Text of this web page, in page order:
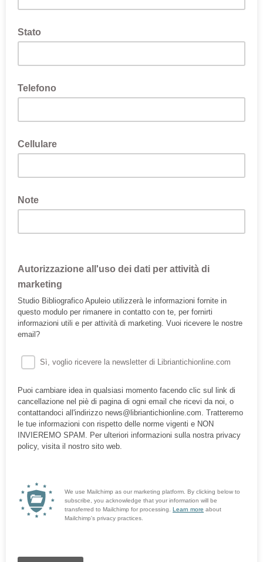
Stato
Telefono
Cellulare
Note
Autorizzazione all'uso dei dati per attività di
marketing
Studio Bibliografico Apuleio utilizzerà le informazioni fornite in
questo modulo per rimanere in contatto con te, per fornirti
informazioni utili e per attività di marketing. Vuoi ricevere le nostre
email?
Sì, voglio ricevere la newsletter di Libriantichionline.com
Puoi cambiare idea in qualsiasi momento facendo clic sul link di
cancellazione nel piè di pagina di ogni email che ricevi da noi, o
contattandoci all'indirizzo news@libriantichionline.com. Tratteremo
le tue informazioni con rispetto delle norme vigenti e NON
INVIEREMO SPAM. Per ulteriori informazioni sulla nostra privacy
policy, visita il nostro sito web.
We use Mailchimp as our marketing platform. By clicking below to
subscribe, you acknowledge that your information will be
transferred to Mailchimp for processing. Learn more about
Mailchimp's privacy practices.